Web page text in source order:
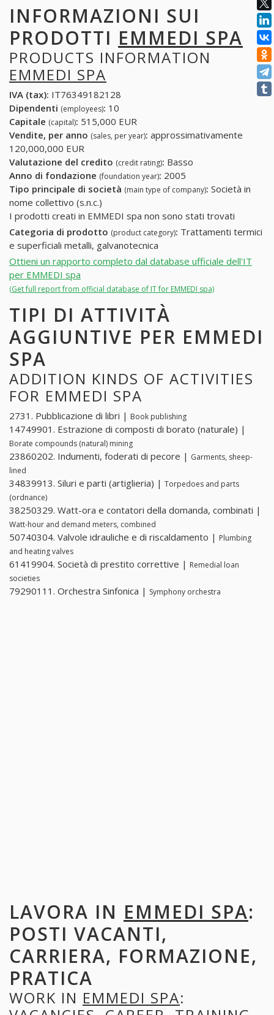
INFORMAZIONI SUI
PRODOTTI EMMEDI SPA
PRODUCTS INFORMATION
EMMEDI SPA
IVA (tax): IT76349182128
Dipendenti (employees): 10
Capitale (capital): 515,000 EUR
Vendite, per anno (sales, per year): approssimativamente
120,000,000 EUR
Valutazione del credito (credit rating): Basso
Anno di fondazione (foundation year): 2005
Tipo principale di società (main type of company): Società in
nome collettivo (s.n.c.)
I prodotti creati in EMMEDI spa non sono stati trovati
Categoria di prodotto (product category): Trattamenti termici
e superficiali metalli, galvanotecnica
Ottieni un rapporto completo dal database ufficiale dell'IT
per EMMEDI spa
(Get full report from official database of IT for EMMEDI spa)
TIPI DI ATTIVITÀ
AGGIUNTIVE PER EMMEDI
SPA
ADDITION KINDS OF ACTIVITIES
FOR EMMEDI SPA
2731. Pubblicazione di libri | Book publishing
14749901. Estrazione di composti di borato (naturale) |
Borate compounds (natural) mining
23860202. Indumenti, foderati di pecore | Garments, sheep-
lined
34839913. Siluri e parti (artiglieria) | Torpedoes and parts
(ordnance)
38250329. Watt-ora e contatori della domanda, combinati |
Watt-hour and demand meters, combined
50740304. Valvole idrauliche e di riscaldamento | Plumbing
and heating valves
61419904. Società di prestito correttive | Remedial loan
societies
79290111. Orchestra Sinfonica | Symphony orchestra
LAVORA IN EMMEDI SPA:
POSTI VACANTI,
CARRIERA, FORMAZIONE,
PRATICA
WORK IN EMMEDI SPA: